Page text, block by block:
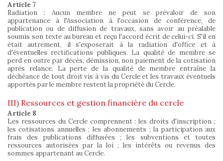
Article 7
Radiation : Aucun membre ne peut se prévaloir de son
appartenance à l'Association à l'occasion de conférence, de
publication ou de diffusion de travaux, sans avoir au préalable
soumis son texte au bureau et reçu l'accord écrit de celui-ci. S'il en
était autrement, il s'exposerait à la radiation d'office et à
d'éventuelles rectifications publiques. La qualité de membre se
perd en outre par décès, démission, non paiement de la cotisation
après relance. La perte de la qualité de membre entraîne la
déchéance de tout droit vis à vis du Cercle et les travaux éventuels
apportés par le membre restent la propriété du Cercle.
III) Ressources et gestion financière du cercle
Article 8
Les ressources du Cercle comprennent : les droits d'inscription ;
les cotisations annuelles ; les abonnements ; la participation aux
frais des publications diffusées ; les subventions et toutes
ressources autorisées par la loi ; les intérêts ou revenus des
sommes appartenant au Cercle.